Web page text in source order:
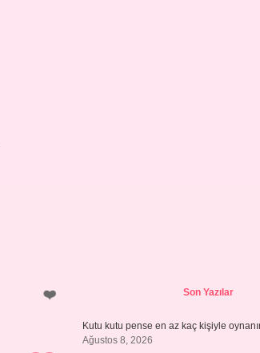
SidebarSon Yazılar
Kutu kutu pense en az kaç kişiyle
Ağustos 8, 2026